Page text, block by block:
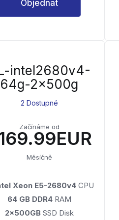
Objednat
intel2680v4-
64g-2x500g
2 Dostupné
Začínáme od
Měsíčně
Xeon E5-2680v4 CPU
64 GB DDR4 RAM
2x500GBSSD Disk